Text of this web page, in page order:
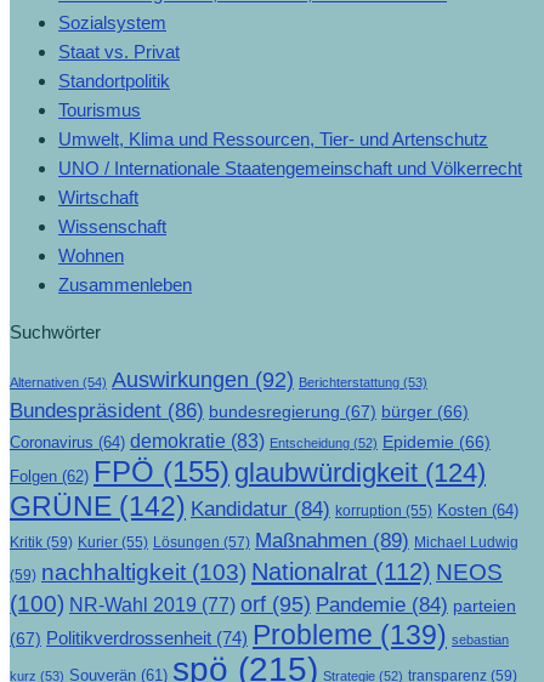
Sozialsystem
Staat vs. Privat
Standortpolitik
Tourismus
Umwelt, Klima und Ressourcen, Tier- und Artenschutz
UNO / Internationale Staatengemeinschaft und Völkerrecht
Wirtschaft
Wissenschaft
Wohnen
Zusammenleben
Suchwörter
Alternativen (54) Auswirkungen (92) Berichterstattung (53)
Bundespräsident (86) bundesregierung (67) bürger (66)
Coronavirus (64) demokratie (83) Entscheidung (52) Epidemie (66)
Folgen (62) FPÖ (155) glaubwürdigkeit (124)
GRÜNE (142) Kandidatur (84) korruption (55) Kosten (64)
Kritik (59) Kurier (55) Lösungen (57) Maßnahmen (89) Michael Ludwig
(59) nachhaltigkeit (103) Nationalrat (112) NEOS
(100) NR-Wahl 2019 (77) orf (95) Pandemie (84) parteien
(67) Politikverdrossenheit (74) Probleme (139) sebastian
kurz (53) Souverän (61) spö (215) Strategie (52) transparenz (59)